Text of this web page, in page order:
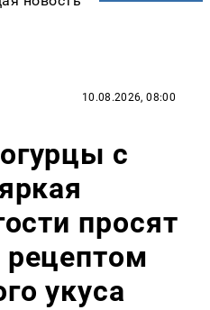
10.08.2026, 08:00
с
просят
рецептом
укуса